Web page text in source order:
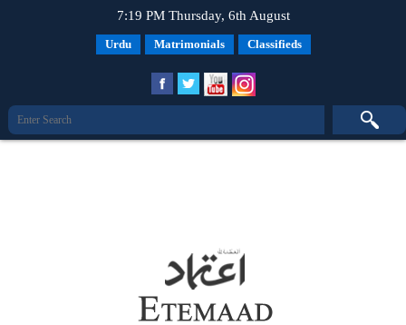
7:19 PM Thursday, 6th August
Urdu Matrimonials Classifieds